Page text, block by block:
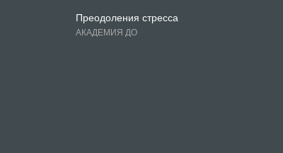
Преодоления стресса
АКАДЕМИЯ ДО